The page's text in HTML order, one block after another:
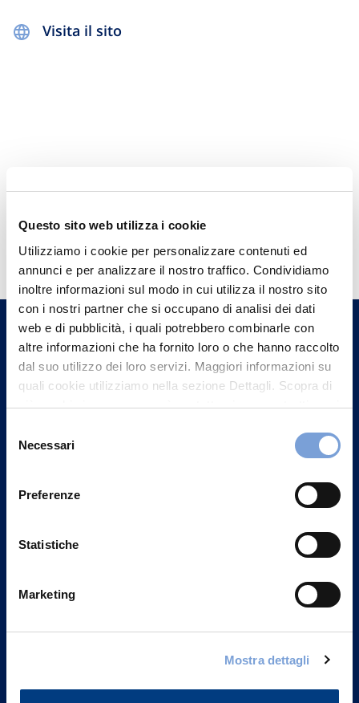
Questo sito web utilizza i cookie
Utilizziamo i cookie per personalizzare contenuti ed
annunci e per analizzare il nostro traffico. Condividiamo
inoltre informazioni sul modo in cui utilizza il nostro sito
con i nostri partner che si occupano di analisi dei dati
web e di pubblicità, i quali potrebbero combinarle con
altre informazioni che ha fornito loro o che hanno raccolto
dal suo utilizzo dei loro servizi. Maggiori informazioni su
quali cookie utilizziamo nella sezione Dettagli. Scopra di
più su chi siamo, come può contattarci e come trattiamo i
può trovare nel footer del sito nella sezione "Informativa
delNecessari
Preferenze
Statistiche
Marketing
Mostra dettagli
Visita il sito
Hai bisogno di
informazioni?
Trova l'Agenzia più vicina a te e parla con
un nostro Agente.
Contattaci
Vittoria Assicurazioni S.p.A.